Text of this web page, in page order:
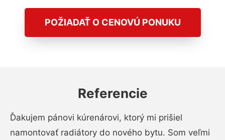
POŽIADAŤ O CENOVÚ PONUKU
Referencie
Ďakujem pánovi kúrenárovi, ktorý mi prišiel
namontovať radiátory do nového bytu. Som veľmi